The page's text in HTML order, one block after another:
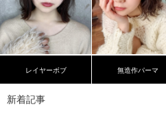
レイヤーボブ 無造作パーマ
新着記事